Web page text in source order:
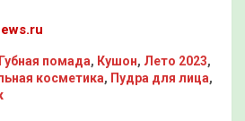
Губная помада, Кушон, Лето 2023,
косметика, Пудра для лица,